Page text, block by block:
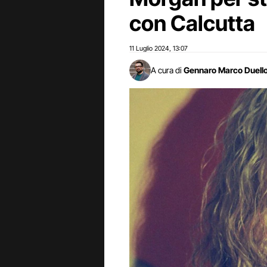
con Calcutta
11 Luglio 2024 13:07
A cura di Gennaro Marco